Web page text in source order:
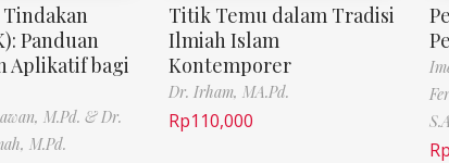
Panduan
Aplikatif bagi
M.Pd. & Dr.
M.Pd.
Titik Temu dalam Tradisi
Ilmiah Islam
Kontemporer
Dr. Irham, MA.Pd.
Rp110,000
Rp